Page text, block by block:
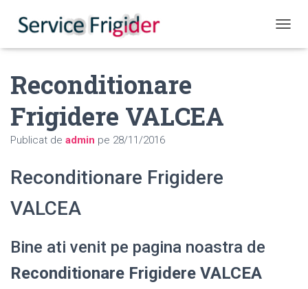
Reconditionare
Frigidere VALCEA
Publicat de admin pe 28/11/2016
Reconditionare Frigidere
VALCEA
Bine ati venit pe pagina noastra de
Reconditionare Frigidere VALCEA